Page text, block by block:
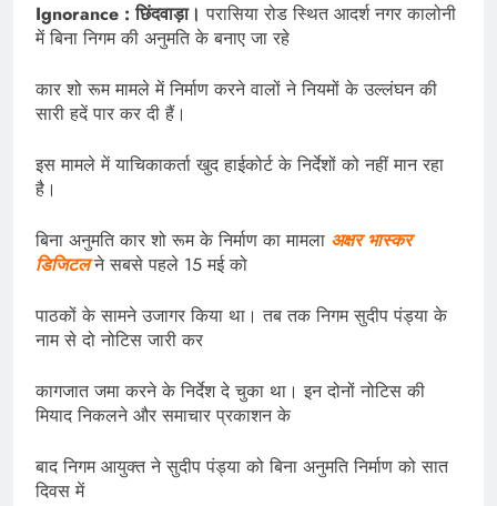
Ignorance : छिंदवाड़ा। परासिया रोड स्थित आदर्श नगर कालोनी
में बिना निगम की अनुमति के बनाए जा रहे
कार शो रूम मामले में निर्माण करने वालों ने नियमों के उल्लंघन की
सारी हदें पार कर दी हैं।
इस मामले में याचिकाकर्ता खुद हाईकोर्ट के निर्देशों को नहीं मान रहा
है।
बिना अनुमति कार शो रूम के निर्माण का मामला अक्षर भास्कर
डिजिटलने सबसे पहले 15 मई को
पाठकों के सामने उजागर किया था। तब तक निगम सुदीप पंड्या के
नाम से दो नोटिस जारी कर
कागजात जमा करने के निर्देश दे चुका था। इन दोनों नोटिस की
मियाद निकलने और समाचार प्रकाशन के
बाद निगम आयुक्त ने सुदीप पंड्या को बिना अनुमति निर्माण को सात
दिवस में